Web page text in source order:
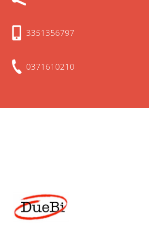
3351356797
0371610210